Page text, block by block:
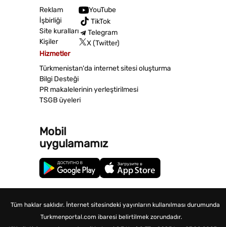
Reklam
İşbirliği
Site kuralları
Kişiler
YouTube
TikTok
Telegram
X (Twitter)
Hizmetler
Türkmenistan'da internet sitesi oluşturma
Bilgi Desteği
PR makalelerinin yerleştirilmesi
TSGB üyeleri
Mobil
uygulamamız
Tüm haklar saklıdır. İnternet sitesindeki yayınların kullanılması durumunda
Turkmenportal.com ibaresi belirtilmek zorundadır.